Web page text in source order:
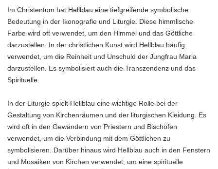
Im Christentum hat Hellblau eine tiefgreifende symbolische
Bedeutung in der Ikonografie und Liturgie. Diese himmlische
Farbe wird oft verwendet, um den Himmel und das Göttliche
darzustellen. In der christlichen Kunst wird Hellblau häufig
verwendet, um die Reinheit und Unschuld der Jungfrau Maria
darzustellen. Es symbolisiert auch die Transzendenz und das
Spirituelle.
In der Liturgie spielt Hellblau eine wichtige Rolle bei der
Gestaltung von Kirchenräumen und der liturgischen Kleidung. Es
wird oft in den Gewändern von Priestern und Bischöfen
verwendet, um die Verbindung mit dem Göttlichen zu
symbolisieren. Darüber hinaus wird Hellblau auch in den Fenstern
und Mosaiken von Kirchen verwendet, um eine spirituelle